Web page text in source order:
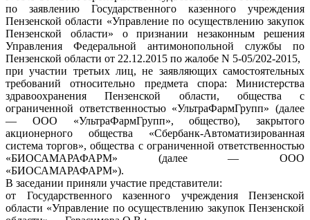
по заявлению Государственного казенного учреждения
Пензенской области «Управление по осуществлению закупок
Пензенской области» о признании незаконным решения
Управления Федеральной антимонопольной службы по
Пензенской области от 22.12.2015 по жалобе N 5-05/202-2015,
при участии третьих лиц, не заявляющих самостоятельных
требований относительно предмета спора: Министерства
здравоохранения Пензенской области, общества с
ограниченной ответственностью «УльтраФармГрупп» (далее
— ООО «УльтраФармГрупп», общество), закрытого
акционерного общества «Сбербанк-Автоматизированная
система торгов», общества с ограниченной ответственностью
«БИОСАМАРАФАРМ» (далее — ООО
«БИОСАМАРАФАРМ»).
В заседании приняли участие представители:
от Государственного казенного учреждения Пензенской
области «Управление по осуществлению закупок Пензенской